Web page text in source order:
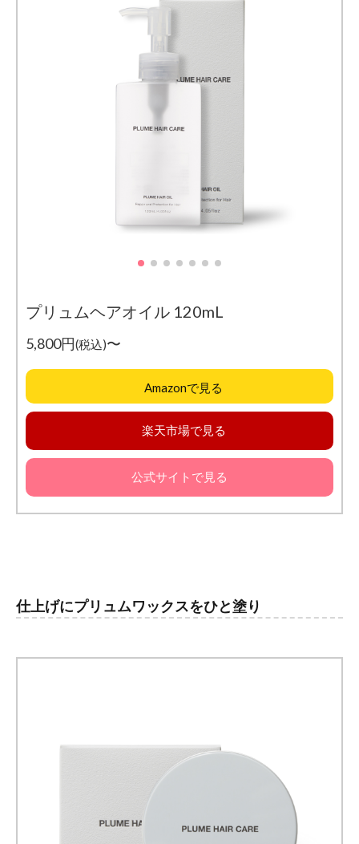
プリュムヘアオイル 120mL
5,800円(税込)〜
Amazonで見る
楽天市場で見る
公式サイトで見る
仕上げにプリュムワックスをひと塗り